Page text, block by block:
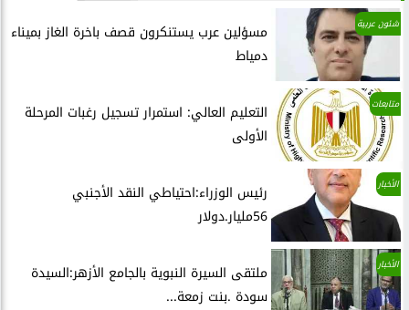
شئون عربية
مسؤلين عرب يستنكرون قصف باخرة الغاز بميناء
دمياط
متابعات
التعليم العالي: استمرار تسجيل رغبات المرحلة
الأولى
الأخبار
رئيس الوزراء:احتياطي النقد الأجنبي
56مليار.دولار
الأخبار
ملتقى السيرة النبوية بالجامع الأزهر:السيدة
سودة .بنت زمعة...